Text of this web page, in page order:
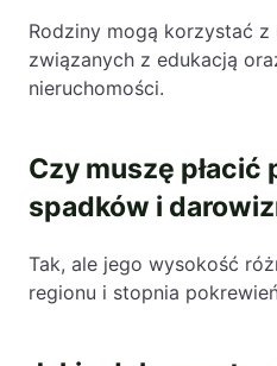
Rodziny mogą korzystać
związanych z edukacją
nieruchomości.
Czy muszę płacić
spadków i
Tak, ale jego wysokość
regionu i stopnia